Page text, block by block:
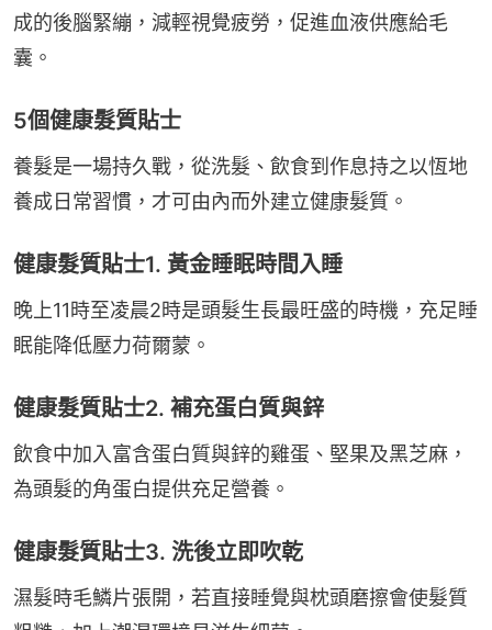
成的後腦緊繃，減輕視覺疲勞，促進血液供應給毛
囊。
5個健康髮質貼士
養髮是一場持久戰，從洗髮、飲食到作息持之以恆地
養成日常習慣，才可由內而外建立健康髮質。
健康髮質貼士1. 黃金睡眠時間入睡
晚上11時至凌晨2時是頭髮生長最旺盛的時機，充足睡
眠能降低壓力荷爾蒙。
健康髮質貼士2. 補充蛋白質與鋅
飲食中加入富含蛋白質與鋅的雞蛋、堅果及黑芝麻，
為頭髮的角蛋白提供充足營養。
健康髮質貼士3. 洗後立即吹乾
濕髮時毛鱗片張開，若直接睡覺與枕頭磨擦會使髮質